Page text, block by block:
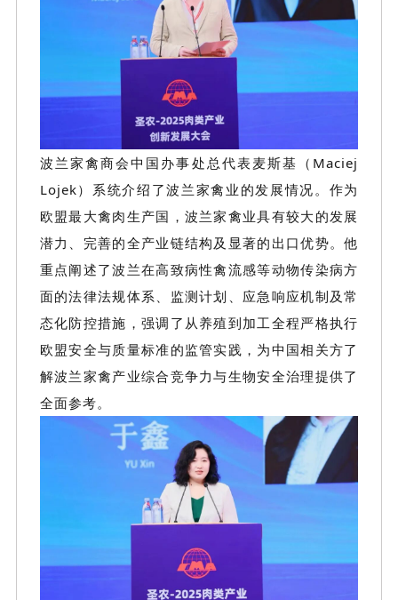
波兰家禽商会中国办事处总代表麦斯基 （ Maciej
Lojek） 系统介绍了波兰家禽业的发展情况。作为
欧盟最大禽肉生产国，波兰家禽业具有较大的发展
潜力、完善的全产业链结构及显著的出口优势。他
重点阐述了波兰在高致病性禽流感等动物传染病方
面的法律法规体系、监测计划
、应急响应机制及常
态化防控措施，强调了从养殖到加工全程严格执行
欧盟安全与质量标准的监管实践，为中国相关方了
解波兰家禽产业综合竞争力与生物安全治理提供了
全面参考。